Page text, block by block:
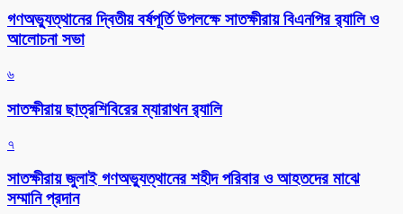
গণঅভ্যুত্থানের দ্বিতীয় বর্ষপূর্তি উপলক্ষে সাতক্ষীরায় বিএনপির র‌্যালি ও
আলোচনা সভা
৬
সাতক্ষীরায় ছাত্রশিবিরের ম্যারাথন র‌্যালি
৭
সাতক্ষীরায় জুলাই গণঅভ্যুত্থানের শহীদ পরিবার ও আহতদের মাঝে
সম্মানি প্রদান